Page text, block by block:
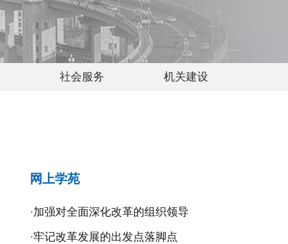
社会服务 机关建设
网上学苑
·加强对全面深化改革的组织领导
·牢记改革发展的出发点落脚点